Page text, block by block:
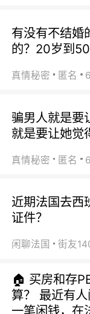
有没有不结婚
的？20岁到
真情秘密 匿名
骗男人就是要
就是要让她觉
真情秘密 匿名
近期法国去西
证件？
闲聊法国
🏠 买房和存
算？ 最近有
一笔闲钱，在